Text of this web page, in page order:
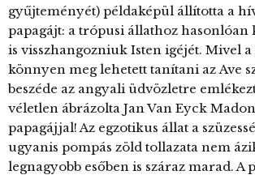
gyűjteményét) példaképül állította a
papagájt: a trópusi állathoz hasonlóan
is visszhangozniuk Isten igéjét. Mivel
könnyen meg lehetett tanítani az Ave
beszéde az angyali üdvözletre
véletlen ábrázolta Jan Van Eyck
papagájjal! Az egzotikus állat a
ugyanis pompás zöld tollazata nem
legnagyobb esőben is száraz marad. A